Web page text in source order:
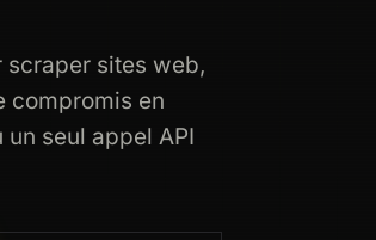
sites web,
compromis en
seul appel API